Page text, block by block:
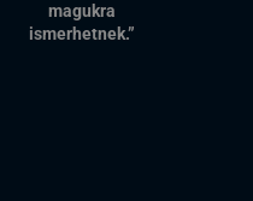
magukra
ismerhetnek.”